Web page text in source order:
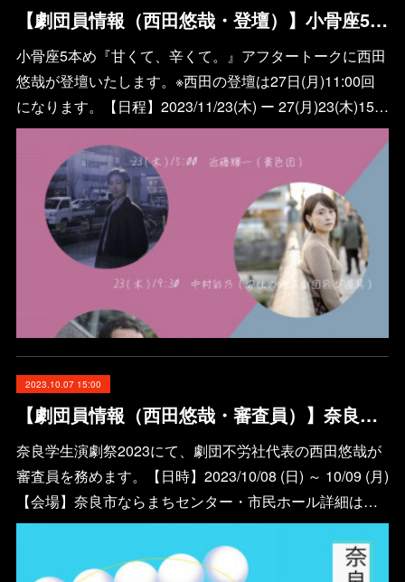
【劇団員情報（西田悠哉・登壇）】小骨座5本め『甘くて、辛くて。』アフタートーク
小骨座5本め『甘くて、辛くて。』アフタートークに西田
悠哉が登壇いたします。※西田の登壇は27日(月)11:00回
になります。【日程】2023/11/23(木) ー 27(月)23(木)15…
2023.10.07 15:00
【劇団員情報（西田悠哉・審査員）】奈良学生演劇祭2023
奈良学生演劇祭2023にて、劇団不労社代表の西田悠哉が
審査員を務めます。【日時】2023/10/08 (日) ～ 10/09 (月)
【会場】奈良市ならまちセンター・市民ホール詳細は…